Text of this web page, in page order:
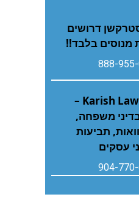
דרושים
מנוסים בלבד!!
888-
Karish Law Firm, PC –
משפחה,
תביעות
עסקים
904-